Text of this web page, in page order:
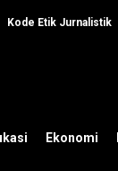
Kode Etik Jurnalistik
Ekonomi